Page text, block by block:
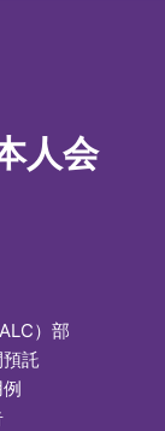
人会
）部
託